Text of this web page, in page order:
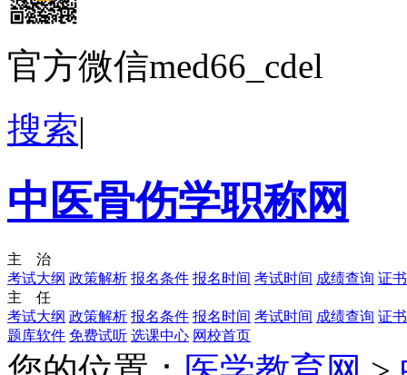
官方微信med66_cdel
搜索|
中医骨伤学职称网
主 治
考试大纲 政策解析 报名条件 报名时间 考试时间 成绩查询 证
主 任
考试大纲 政策解析 报名条件 报名时间 考试时间 成绩查询 证
题库软件 免费试听 选课中心 网校首页